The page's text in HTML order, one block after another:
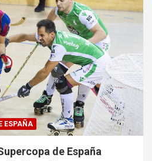
ESPAÑA
de España